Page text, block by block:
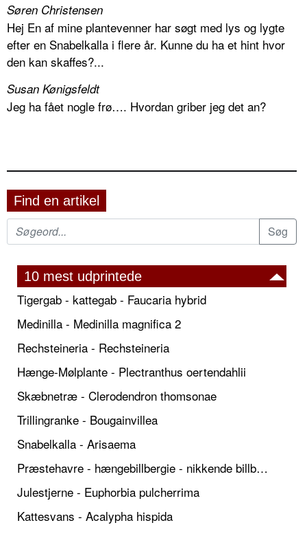
Søren Christensen
Hej En af mine plantevenner har søgt med lys og lygte
efter en Snabelkalla i flere år. Kunne du ha et hint hvor
den kan skaffes?...
Susan Kønigsfeldt
Jeg ha fået nogle frø…. Hvordan griber jeg det an?
Find en artikel
10 mest udprintede
Tigergab - kattegab - Faucaria hybrid
Medinilla - Medinilla magnifica 2
Rechsteineria - Rechsteineria
Hænge-Mølplante - Plectranthus oertendahlii
Skæbnetræ - Clerodendron thomsonae
Trillingranke - Bougainvillea
Snabelkalla - Arisaema
Præstehavre - hængebillbergie - nikkende billbergie
Julestjerne - Euphorbia pulcherrima
Kattesvans - Acalypha hispida